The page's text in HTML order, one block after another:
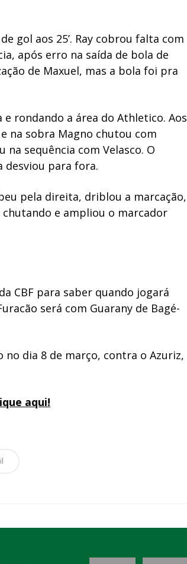
gol aos 25’. Ray cobrou falta com
após erro na saída de bola de
de Maxuel, mas a bola foi pra
rondando a área do Athletico. Aos
na sobra Magno chutou com
sequência com Velasco. O
desviou para fora.
pela direita, driblou a marcação,
e ampliou o marcador
CBF para saber quando jogará
será com Guarany de Bagé-
no dia 8 de março, contra o Azuriz,
aqui!